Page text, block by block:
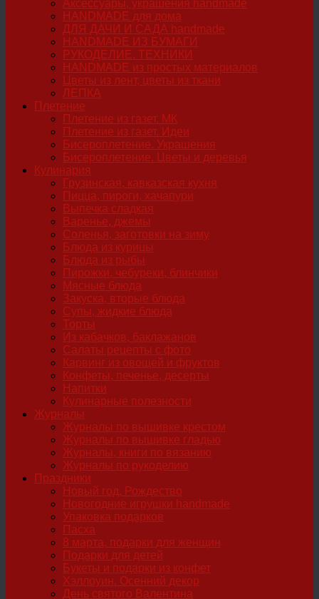
Аксессуары, украшения handmade
HANDMADE для дома
ДЛЯ ДАЧИ И САДА handmade
HANDMADE ИЗ БУМАГИ
РУКОДЕЛИЕ. ТЕХНИКИ
HANDMADE из простых материалов
Цветы из лент, цветы из ткани
ЛЕПКА
Плетение
Плетение из газет. МК
Плетение из газет. Идеи
Бисероплетение. Украшения
Бисероплетение. Цветы и деревья
Кулинария
Грузинская, кавказская кухня
Пицца, пироги, хачапури
Выпечка сладкая
Варенье, джемы
Соленья, заготовки на зиму
Блюда из курицы
Блюда из рыбы
Пирожки, чебуреки, блинчики
Мясные блюда
Закуска, вторые блюда
Супы, жидкие блюда
Торты
Из кабачков, баклажанов
Салаты рецепты с фото
Карвинг из овощей и фруктов
Конфеты, печенье, десерты
Напитки
Кулинарные полезности
Журналы
Журналы по вышивке крестом
Журналы по вышивке гладью
Журналы, книги по вязанию
Журналы по рукоделию
Праздники
Новый год, Рождество
Новогодние игрушки handmade
Упаковка подарков
Пасха
8 марта, подарки для женщин
Подарки для детей
Букеты и подарки из конфет
Хэллоуин. Осенний декор
День святого Валентина